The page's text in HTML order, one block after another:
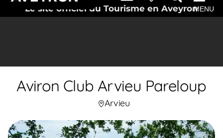
Le site officiel du Tourisme en AveyronMENU
Aviron Club Arvieu Pareloup
Arvieu